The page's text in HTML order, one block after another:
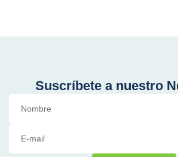
Suscríbete a nuestro